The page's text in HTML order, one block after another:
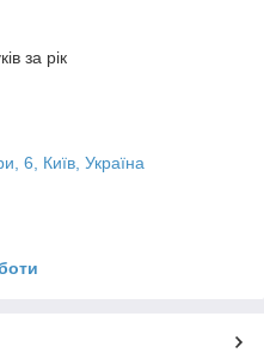
за рік
6, Київ, Україна